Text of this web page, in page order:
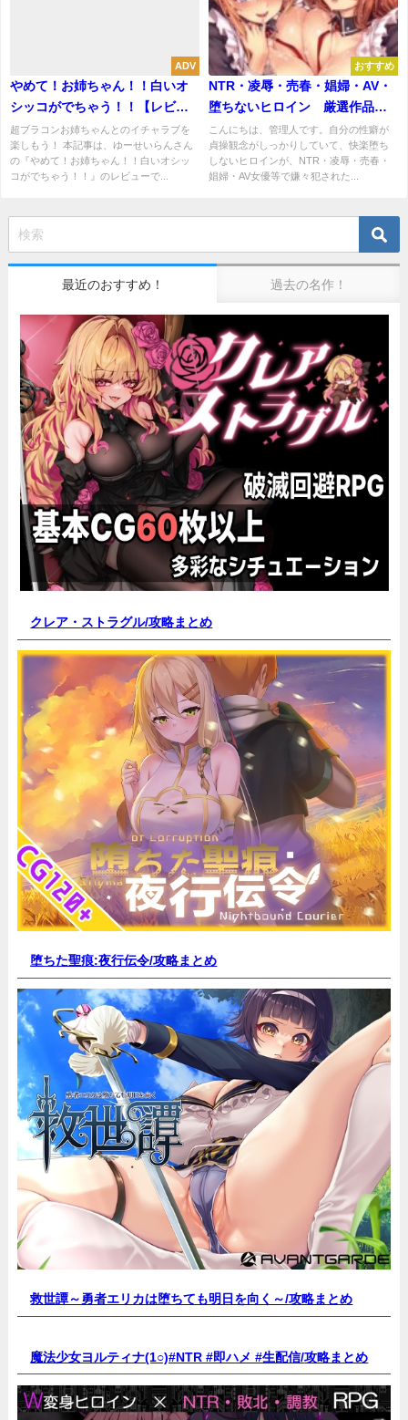
ADV
やめて！お姉ちゃん！！白いオ
シッコがでちゃう！！【レビュ
ー】
超ブラコンお姉ちゃんとのイチャラブを
楽しもう！ 本記事は、ゆーせいらんさん
の『やめて！お姉ちゃん！！白いオシッ
コがでちゃう！！』のレビューで...
おすすめ
NTR・凌辱・売春・娼婦・AV・
堕ちないヒロイン 厳選作品ま
とめ！
こんにちは、管理人です。自分の性癖が
貞操観念がしっかりしていて、快楽堕ち
しないヒロインが、NTR・凌辱・売春・
娼婦・AV女優等で嫌々犯された...
最近のおすすめ！ 過去の名作！
クレア・ストラグル/攻略まとめ
堕ちた聖痕:夜行伝令/攻略まとめ
救世譚～勇者エリカは堕ちても明日を向く～/攻略まとめ
魔法少女ヨルティナ(1○)#NTR #即ハメ #生配信/攻略まとめ